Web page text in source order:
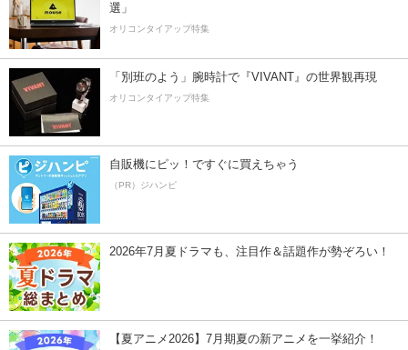
選」
オリコンタイアップ特集
「別班のよう」腕時計で『VIVANT』の世界観再現
オリコンタイアップ特集
自販機にピッ！ですぐに買えちゃう
（PR）ジハンピ
2026年7月夏ドラマも、注目作＆話題作が勢ぞろい！
【夏アニメ2026】7月期夏の新アニメを一挙紹介！